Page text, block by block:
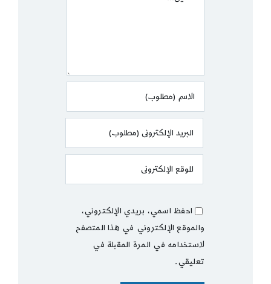
احفظ اسمي، بريدي الإلكتروني،
والموقع الإلكتروني في هذا المتصفح
لاستخدامه في المرة المقبلة في
تعليقي.